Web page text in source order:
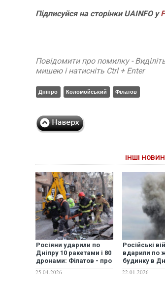
Підписуйся на сторінки UAINFO у
Повідомити про помилку -
мишею і натисніть Ctrl + Enter
Дніпро Коломойський Філатов
ІНШІ
Росіяни ударили по
Дніпру 10 ракетами і 80
дронами: Філатов - про
25.04.2026
Російські
вдарили по
будинку в
22.01.2026